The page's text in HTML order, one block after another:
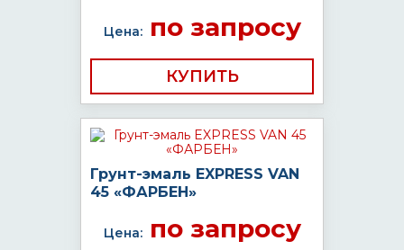
Цена:по запросу
КУПИТЬ
Грунт-эмаль EXPRESS VAN
45 «ФАРБЕН»
Цена:по запросу